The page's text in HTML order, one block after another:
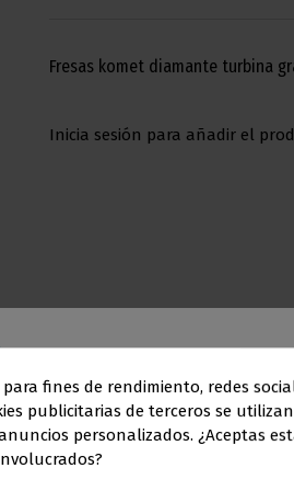
dirigidoen exclusivaa
Fresas komet diamante turbina
Inicia sesión para añadir el
fines de rendimiento, redes
publicitarias de terceros se
personalizados. ¿Aceptas